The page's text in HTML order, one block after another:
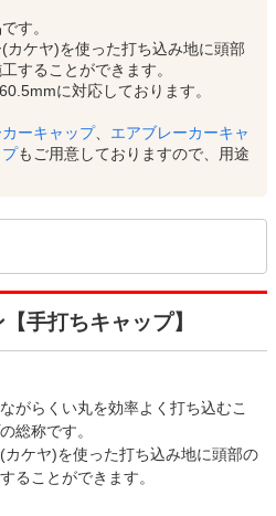
す。
ケヤ)を使った打ち込み地に頭部
することができます。
に対応しております。
ーキャップ、 エアブレーカーキャ
もご用意しておりますので、用途
手打ちキャップ】
がらくい丸を効率よく打ち込むこ
総称です。
ケヤ)を使った打ち込み地に頭部の
ることができます。